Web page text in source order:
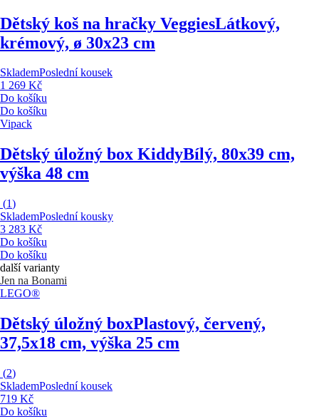
Dětský koš na hračky VeggiesLátkový,
krémový, ø 30x23 cm
SklademPoslední kousek
1 269 Kč
Do košíku
Do košíku
Vipack
Dětský úložný box KiddyBílý, 80x39 cm,
výška 48 cm
(1)
SklademPoslední kousky
3 283 Kč
Do košíku
Do košíku
další varianty
Jen na Bonami
LEGO®
Dětský úložný boxPlastový, červený,
37,5x18 cm, výška 25 cm
(2)
SklademPoslední kousek
719 Kč
Do košíku